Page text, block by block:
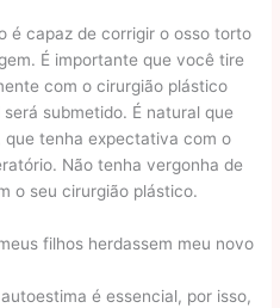
é capaz de corrigir o osso torto
É importante que você tire
com o cirurgião plástico
submetido. É natural que
que tenha expectativa com o
Não tenha vergonha de
o seu cirurgião plástico.
filhos herdassem meu novo
é essencial, por isso,